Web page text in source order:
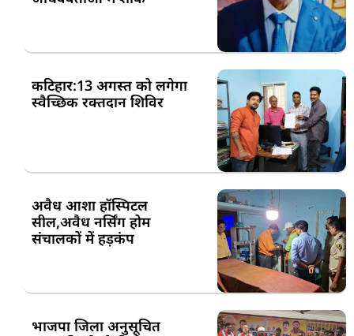
कटिहार:13 अगस्त को लगेगा
स्वैच्छिक रक्तदान शिविर
अवैध आशा हॉस्पिटल
सील,अवैध नर्सिंग होम
संचालकों में हड़कंप
भाजपा जिला अनुसूचित